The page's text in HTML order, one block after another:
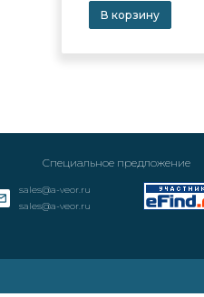
В корзину
Специальное предложение
sales@a-veor.ru
sales@a-veor.ru